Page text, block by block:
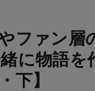
ファン層
に物語を
下】